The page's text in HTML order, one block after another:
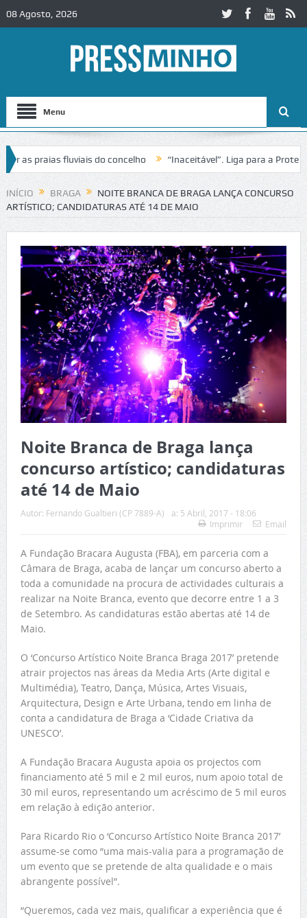
08 Agosto, 2026
Menu
praias fluviais do concelho “Inaceitável”. Liga para a Proteção da
de trânsito no IC2 em Alcobaça Igreja do Castelo de Cerveira
INÍCIO BRAGA
NOITE BRANCA DE BRAGA LANÇA CONCURSO
ARTÍSTICO; CANDIDATURAS ATÉ 14 DE MAIO
Noite Branca de Braga lança
concurso artístico; candidaturas
até 14 de Maio
Autor: Fernando Gualtieri (CP 7889-A) a: 5 Abril, 2017 - 18:06
Imprimir
Email
A Fundação Bracara Augusta (FBA), em parceria com a
Câmara de Braga, acaba de lançar um concurso aberto a
toda a comunidade na procura de actividades culturais a
realizar na Noite Branca, evento que decorre entre 1 a 3
de Setembro. As candidaturas estão abertas até 14 de
Maio.
O ‘Concurso Artístico Noite Branca Braga 2017’ pretende
atrair projectos nas áreas da Media Arts (Arte digital e
Multimédia), Teatro, Dança, Música, Artes Visuais,
Arquitectura, Design e Arte Urbana, tendo em linha de
conta a candidatura de Braga a ‘Cidade Criativa da
UNESCO’.
A Fundação Bracara Augusta apoia os projectos com
financiamento até 5 mil e 2 mil euros, num apoio total de
30 mil euros, representando um acréscimo de 5 mil euros
em relação à edição anterior.
Para Ricardo Rio o ‘Concurso Artístico Noite Branca 2017’
assume-se como “uma mais-valia para a programação de
um evento que se pretende de alta qualidade e o mais
abrangente possível”.
“Queremos, cada vez mais, qualificar a experiência que é